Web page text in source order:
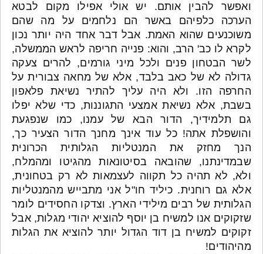
ואפשר להבין אותם. יש אולי אפילו מקום לבטא
הערכה כלפיהם באשר הם נלחמים על מה שהם
משוכנעים שהוא האמת. אבל דבר אחד היה יותר נכון
לקרא לו כב' הרב, והוא: פנייה חריפה לראש הממשלה,
לשר הבטחון פנים ולכל מיני גורמים, להרים צעקה
גדולה לא של כאב בלבד, אלא של מחאה צבורית על
החרפה הזו. ולא היה עליך להתיר נשיאת פלאפון
בשבת, אלא נשיאת אמצעי התגוננות, כדי שלא יפלו
גם תלמידיך, הדור הבא של עמנו, כמו שנפגעת
והושפלת אתה! כל עוד אינך מחנך הדור הצעיר כך,
הנך מחזק את המנטליות הגלותית הכרונית
שבמדינתנו, שהובאה בסיטונאות מהגיטו ומהמלח,
ולא, לא תהיה כל תקווה לעצמאות לא רק בטחונית,
אלא גם רוחנית. כיליד חו"ל אני מתבייש מהמנטליות
הגלותית של רבים מילידי הארץ. וצדקו החסידים לומר
שזקוקים אנו למשיח בן יוסף להוציא יהודי מגלות, אבל
זקוקים למשיח בן דוד הגדול יותר להוציא את הגלות
מהיהודים!